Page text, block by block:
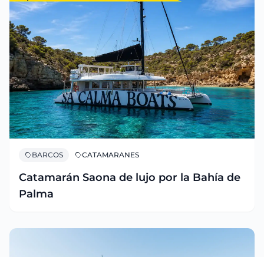
BARCOS CATAMARANES
Catamarán Saona de lujo por la Bahía de
Palma